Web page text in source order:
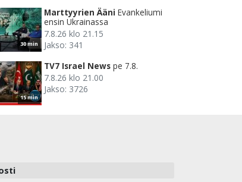
30 min
Marttyyrien Ääni Evankeliumi
ensin Ukrainassa
7.8.26 klo 21.15
Jakso: 341
15 min
TV7 Israel News pe 7.8.
7.8.26 klo 21.00
Jakso: 3726